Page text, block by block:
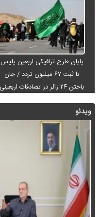
پایان طرح ترافیکی اربعین پلیس
با ثبت ۶۷ میلیون تردد / جان
باختن ۲۴ زائر در تصادفات اربعینی
ویدئو